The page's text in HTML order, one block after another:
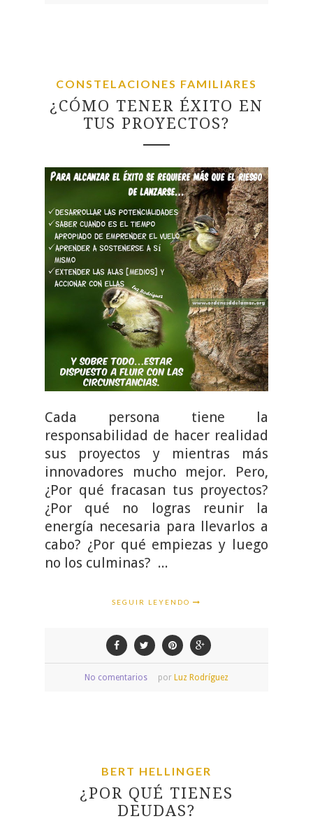
CONSTELACIONES FAMILIARES
¿CÓMO TENER ÉXITO EN
TUS PROYECTOS?
Cada persona tiene la
responsabilidad de hacer realidad
sus proyectos y mientras más
innovadores mucho mejor. Pero,
¿Por qué fracasan tus proyectos?
¿Por qué no logras reunir la
energía necesaria para llevarlos a
cabo? ¿Por qué empiezas y luego
no los culminas? ...
SEGUIR LEYENDO
No comentarios por Luz Rodríguez
BERT HELLINGER
¿POR QUÉ TIENES
DEUDAS?